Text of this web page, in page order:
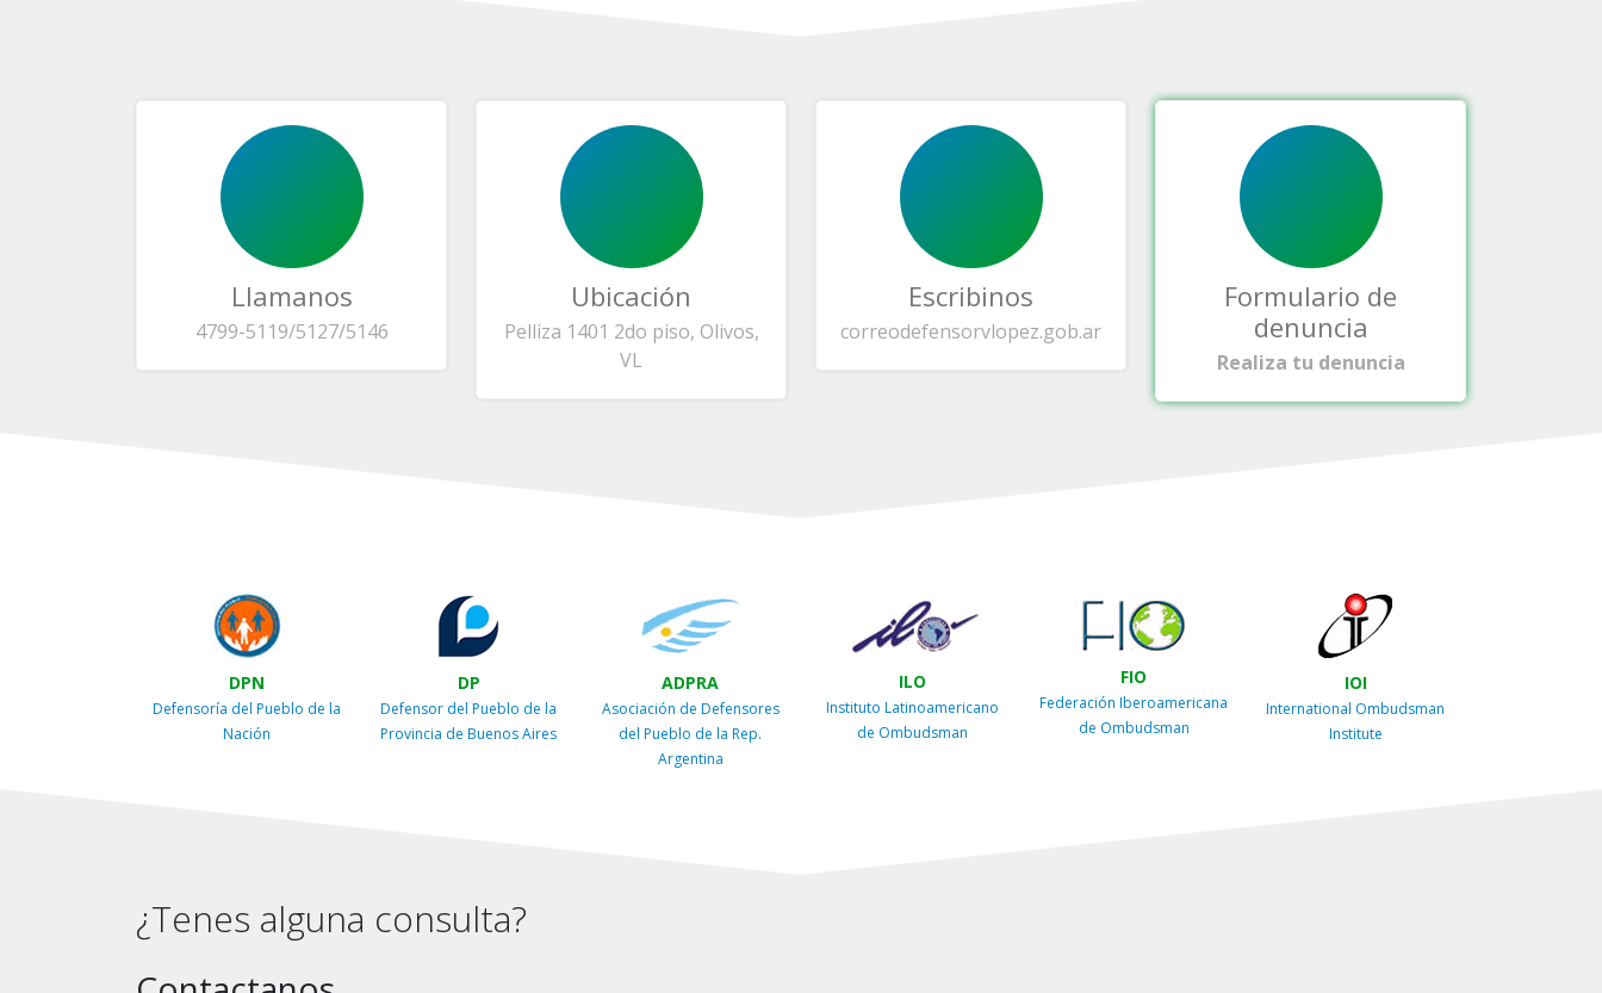
Llamanos
4799-5119/5127/5146
Ubicación
Pelliza 1401 2do piso, Olivos,
VL
Escribinos
correodefensorvlopez.gob.ar
Formulario de
denuncia
Realiza tu denuncia
DPN
Defensoría del Pueblo de la
Nación
DP
Defensor del Pueblo de la
Provincia de Buenos Aires
ADPRA
Asociación de Defensores
del Pueblo de la Rep.
Argentina
ILO
Instituto Latinoamericano
de Ombudsman
FIO
Federación Iberoamericana
de Ombudsman
IOI
International Ombudsman
Institute
¿Tenes alguna consulta?